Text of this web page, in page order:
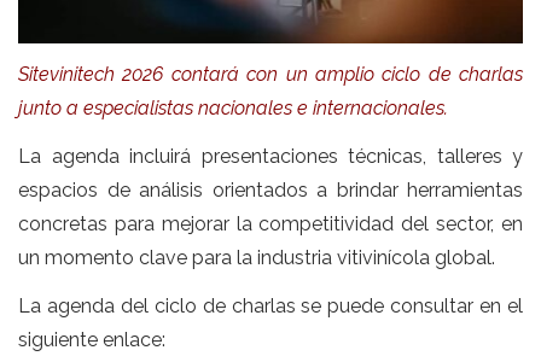
Sitevinitech 2026 contará con un amplio ciclo de charlas
junto a especialistas nacionales e internacionales.
La agenda incluirá presentaciones técnicas, talleres y
espacios de análisis orientados a brindar herramientas
concretas para mejorar la competitividad del sector, en
un momento clave para la industria vitivinícola global.
La agenda del ciclo de charlas se puede consultar en el
siguiente enlace: